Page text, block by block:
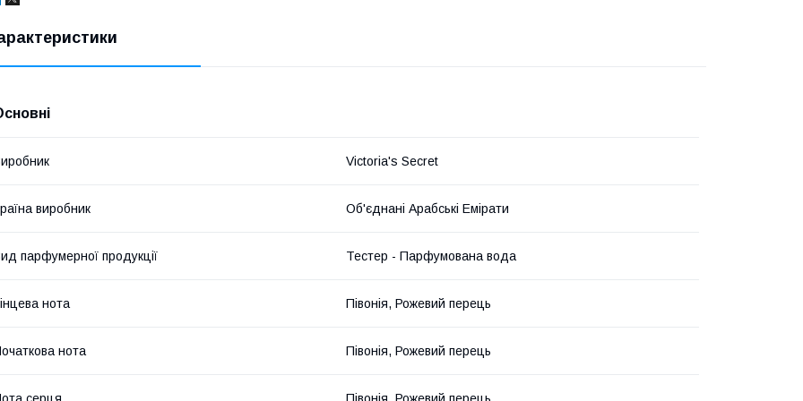
Victoria's Secret
виробник Об'єднані Арабські Емірати
парфумерної продукції Тестер - Парфумована вода
нота Півонія, Рожевий перець
нота Півонія, Рожевий перець